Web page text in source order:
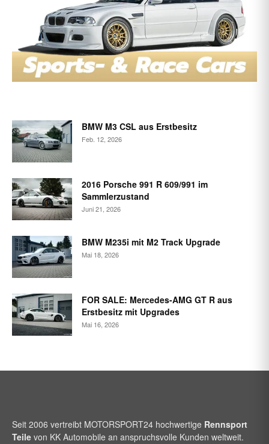
BMW M3 CSL aus Erstbesitz
Feb. 12, 2026
2016 Porsche 991 R 609/991 im
Sammlerzustand
Juni 21, 2026
BMW M235i mit M2 Track Upgrade
Mai 18, 2026
FOR SALE: Mercedes-AMG GT R aus
Erstbesitz mit Upgrades
Mai 16, 2026
Seit 2006 vertreibt MOTORSPORT24 hochwertige Rennsport
Teile von KK Automobile an anspruchsvolle Kunden weltweit.